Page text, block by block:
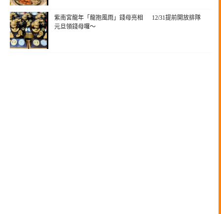
紫南宮龍年「龍抱風雨」錢母亮相 12/31提前開放排隊
元旦領錢母囉～